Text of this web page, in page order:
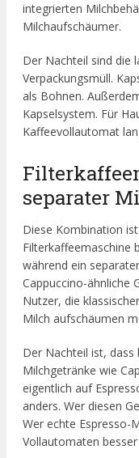
integrierten
Milchaufschäumer.
Der Nachteil sind die
Verpackungsmüll.
als Bohnen.
Kapselsystem. Für
Kaffeevollautomat
separater
Diese Kombination
Filterkaffeemaschine
während ein
Cappuccino-ähnliche
Nutzer, die
Milch aufschäumen
Der Nachteil ist, dass
Milchgetränke wie
eigentlich auf
anders. Wer diesen
Wer echte Espresso-
Vollautomaten